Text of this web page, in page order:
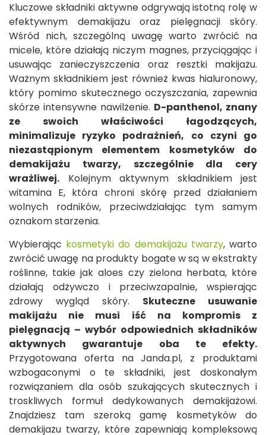
Kluczowe składniki aktywne odgrywają istotną rolę w
efektywnym demakijażu oraz pielęgnacji skóry.
Wśród nich, szczególną uwagę warto zwrócić na
micele, które działają niczym magnes, przyciągając i
usuwając zanieczyszczenia oraz resztki makijażu.
Ważnym składnikiem jest również kwas hialuronowy,
który pomimo skutecznego oczyszczania, zapewnia
skórze intensywne nawilżenie. D-panthenol, znany
ze swoich właściwości łagodzących,
minimalizuje ryzyko podrażnień, co czyni go
niezastąpionym elementem kosmetyków do
demakijażu twarzy, szczególnie dla cery
wrażliwej. Kolejnym aktywnym składnikiem jest
witamina E, która chroni skórę przed działaniem
wolnych rodników, przeciwdziałając tym samym
oznakom starzenia.
Wybierając kosmetyki do demakijażu twarzy, warto
zwrócić uwagę na produkty bogate w są w ekstrakty
roślinne, takie jak aloes czy zielona herbata, które
działają odżywczo i przeciwzapalnie, wspierając
zdrowy wygląd skóry. Skuteczne usuwanie
makijażu nie musi iść na kompromis z
pielęgnacją – wybór odpowiednich składników
aktywnych gwarantuje oba te efekty.
Przygotowana oferta na Janda.pl, z produktami
wzbogaconymi o te składniki, jest doskonałym
rozwiązaniem dla osób szukających skutecznych i
troskliwych formuł dedykowanych demakijażowi.
Znajdziesz tam szeroką gamę kosmetyków do
demakijażu twarzy, które zapewniają kompleksową